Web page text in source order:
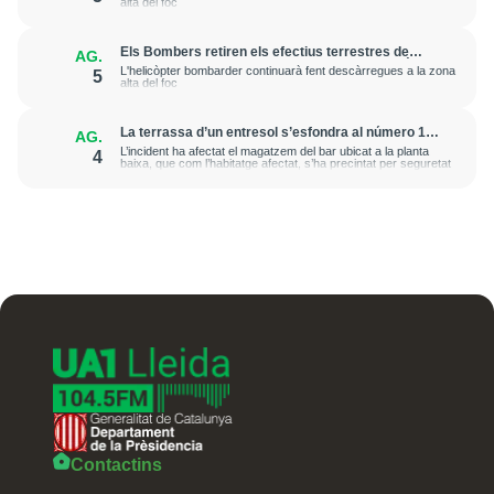
AG.
5
Els Bombers retiren els efectius terrestres de
l'incendi de Senet per la inestabilitat meteorològica
L'helicòpter bombarder continuarà fent descàrregues a la zona
alta del foc
AG.
4
La terrassa d’un entresol s’esfondra al número 15
del carrer Pi i Margall de Lleida sense causar ferits
L’incident ha afectat el magatzem del bar ubicat a la planta
baixa, que com l’habitatge afectat, s’ha precintat per seguretat
Contactins